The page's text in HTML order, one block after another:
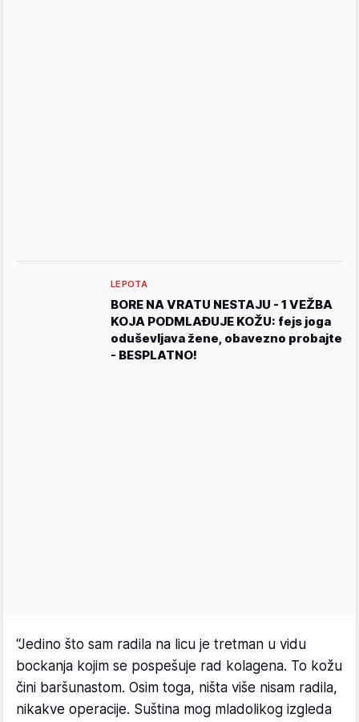
LEPOTA
BORE NA VRATU NESTAJU - 1 VEŽBA
KOJA PODMLAĐUJE KOŽU: fejs joga
oduševljava žene, obavezno probajte
- BESPLATNO!
“Jedino što sam radila na licu je tretman u vidu
bockanja kojim se pospešuje rad kolagena. To kožu
čini baršunastom. Osim toga, ništa više nisam radila,
nikakve operacije. Suština mog mladolikog izgleda